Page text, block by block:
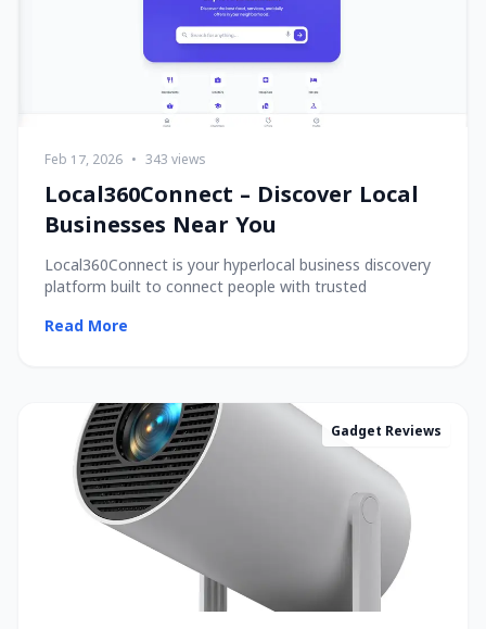
Feb 17, 2026 • 343 views
Local360Connect – Discover Local
Businesses Near You
Local360Connect is your hyperlocal business discovery
platform built to connect people with trusted
Read More
Gadget Reviews